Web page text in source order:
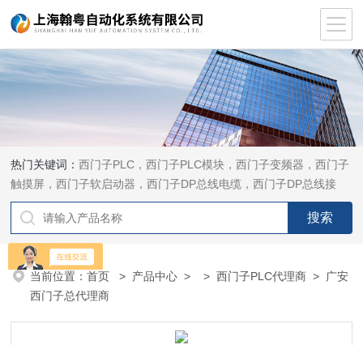
热门关键词：西门子PLC，西门子PLC模块，西门子变频器，西门子
触摸屏，西门子软启动器，西门子DP总线电缆，西门子DP总线接
头，西门子CP通讯网卡，西门子数控系统及停产备件
当前位置：首页 > 产品中心 > >西门子PLC代理商 > 广安
西门子总代理商